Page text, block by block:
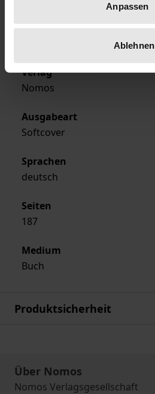
Anpassen
Ablehnen
Erscheinungsjahr
Verlag
Nomos
Ausgabeart
Softcover
Sprachen
deutsch
Seiten
187
Medium
Buch
Produktsicherheit
Über Nomos
Nomos Verlagsgesellschaft